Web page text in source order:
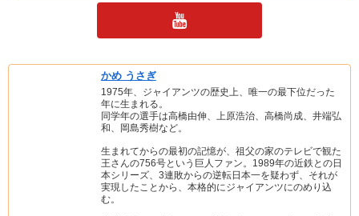
かめ うさぎ
1975年、ジャイアンツの歴史上、唯一の最下位だった
年に生まれる。
同学年の選手は高橋由伸、上原浩治、高橋尚成、井端弘
和、岡島秀樹など。
生まれてからの最初の記憶が、祖父の家のテレビで観た
王さんの756号という巨人ファン。1989年の近鉄との日
本シリーズ、3連敗からの逆転日本一を疑わず、それが
実現したことから、本格的にジャイアンツにのめり込
む。